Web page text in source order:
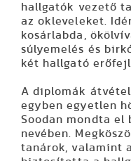
hallgatók vezető
az okleveleket.
kosárlabda,
súlyemelés és
két hallgató
A diplomák
egyben egyetlen
Soodan mondta el
nevében.
tanárok, valamint